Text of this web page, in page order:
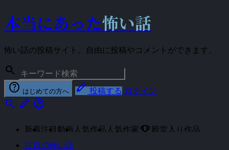
本当にあった怖い話
怖い話の投稿サイト。自由に投稿やコメントができます。
search
help はじめての方へ stylus 投稿する ログイン
search stylus account_circle
新着 注目 動画 人気作品 人気作家 emoji_events 殿堂入り作品
注目の怖い話